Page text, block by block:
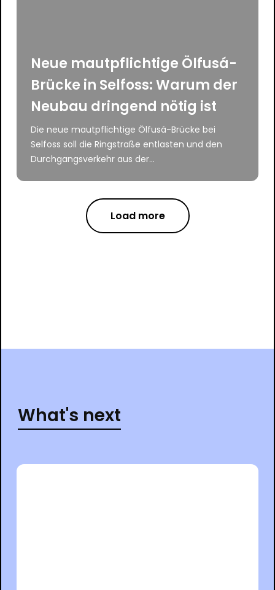
Neue mautpflichtige Ölfusá-
Brücke in Selfoss: Warum der
Neubau dringend nötig ist
Die neue mautpflichtige Ölfusá-Brücke bei
Selfoss soll die Ringstraße entlasten und den
Durchgangsverkehr aus der...
Load more
What's next